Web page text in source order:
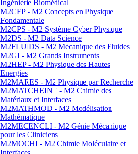
Ingéniérie Biomédical
M2CFP - M2 Concepts en Physique
Fondamentale
M2CPS - M2 Système Cyber Physique
M2DS - M2 Data Science
M2FLUIDS - M2 Mécanique des Fluides
M2GI - M2 Grands Instruments
M2HEP - M2 Physique des Hautes
Energies
M2MARES - M2 Physique par Recherche
M2MATCHEINT - M2 Chimie des
Matériaux et Interfaces
M2MATHMOD - M2 Modélisation
Mathématique
M2MECENCLI - M2 Génie Mécanique
pour les Cliniciens
M2MOCHI - M2 Chimie Moléculaire et
Interfaces